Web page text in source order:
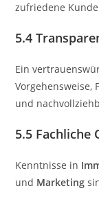
zufriedene
5.4
Ein
Vorgehensweise,
und
5.5 Fachliche
Kenntnisse in
und Marketing